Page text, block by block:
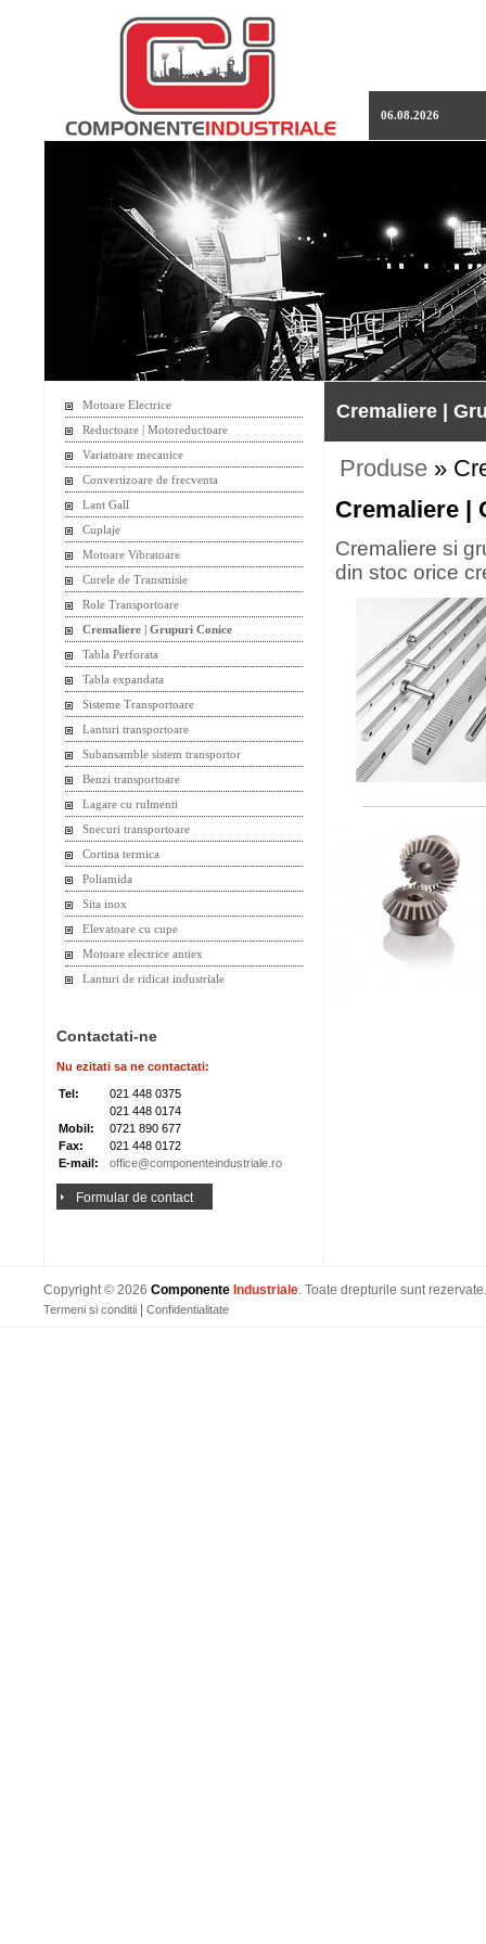
06.08.2026
Motoare Electrice
Reductoare | Motoreductoare
Variatoare mecanice
Convertizoare de frecventa
Lant Gall
Cuplaje
Motoare Vibratoare
Curele de Transmisie
Role Transportoare
Cremaliere | Grupuri Conice
Tabla Perforata
Tabla expandata
Sisteme Transportoare
Lanturi transportoare
Subansamble sistem transportor
Benzi transportoare
Lagare cu rulmenti
Snecuri transportoare
Cortina termica
Poliamida
Sita inox
Elevatoare cu cupe
Motoare electrice antiex
Lanturi de ridicat industriale
Contactati-ne
Nu ezitati sa ne contactati:
Tel:
021 448 0375
021 448 0174
Mobil:
0721 890 677
Fax:
021 448 0172
E-mail:
office@componenteindustriale.ro
Formular de contact
Cremaliere |
Produse »
Cremaliere |
Cremaliere si
din stoc orice
Copyright © 2026 Componente Industriale . Toate drepturile sunt rezervate.
Termeni si conditii | Confidentialitate